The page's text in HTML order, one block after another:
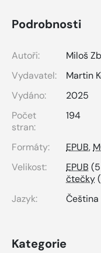
Podrobnosti
Autoři:
Miloš
Vydavatel:
Martin
Vydáno:
2025
Počet
stran:
194
Formáty: EPUB,
Velikost:
EPUB
čtečky
Jazyk:
Čeština
Kategorie